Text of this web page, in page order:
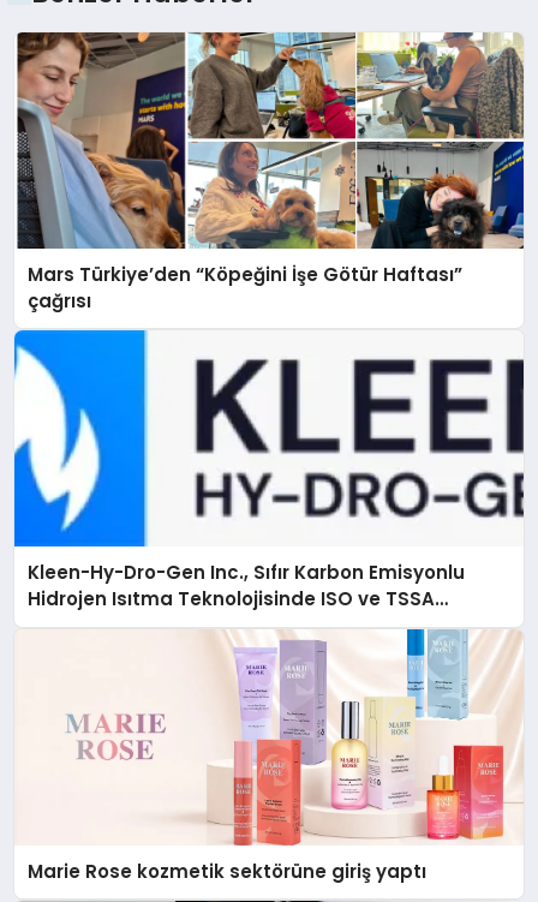
Mars Türkiye’den “Köpeğini İşe Götür Haftası”
çağrısı
Kleen-Hy-Dro-Gen Inc., Sıfır Karbon Emisyonlu
Hidrojen Isıtma Teknolojisinde ISO ve TSSA
Düzenleyici Onaylarını Aldı
Marie Rose kozmetik sektörüne giriş yaptı